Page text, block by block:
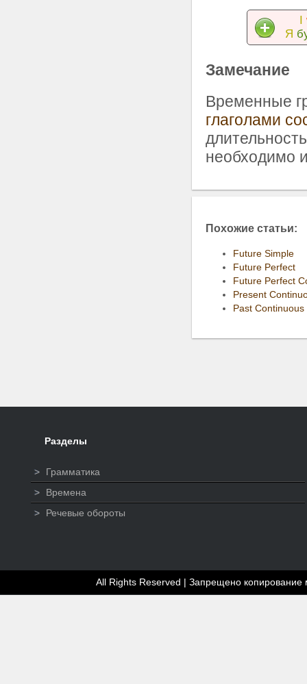
I
Я
Замечание
Временные
глаголами
необходимо
Похожие статьи:
Future Simple
Future Perfect
Future Perfect
Present
Past Continuous
Разделы
>
Грамматика
>
Времена
>
Речевые обороты
All Rights Reserved | Запрещено копирование